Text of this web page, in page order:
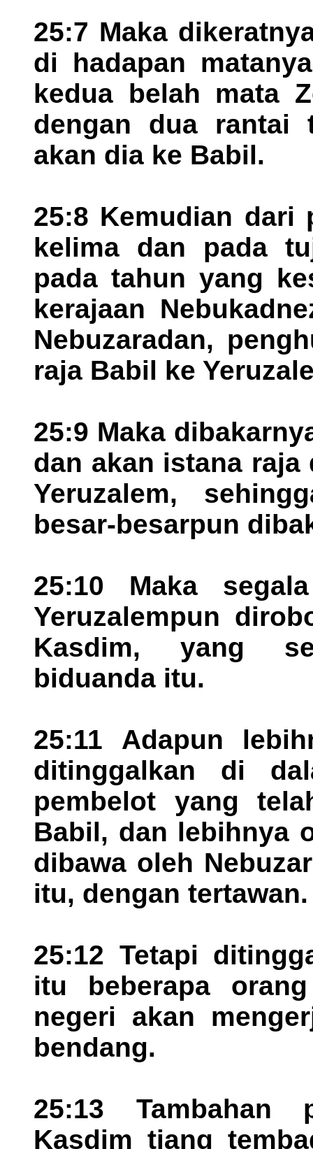
25:7 Maka
di hadapan
kedua belah mata
dengan dua rantai
akan dia ke Babil.
25:8 Kemudian dari
kelima dan pada
pada tahun yang
kerajaan
Nebuzaradan,
raja Babil ke
25:9 Maka
dan akan istana
Yeruzalem,
besar-besarpun
25:10 Maka
Yeruzalempun
Kasdim, yang
biduanda itu.
25:11 Adapun
ditinggalkan di
pembelot yang
Babil, dan lebihnya
dibawa oleh
itu, dengan tertawan.
25:12 Tetapi
itu beberapa
negeri akan
bendang.
25:13 Tambahan
Kasdim tiang